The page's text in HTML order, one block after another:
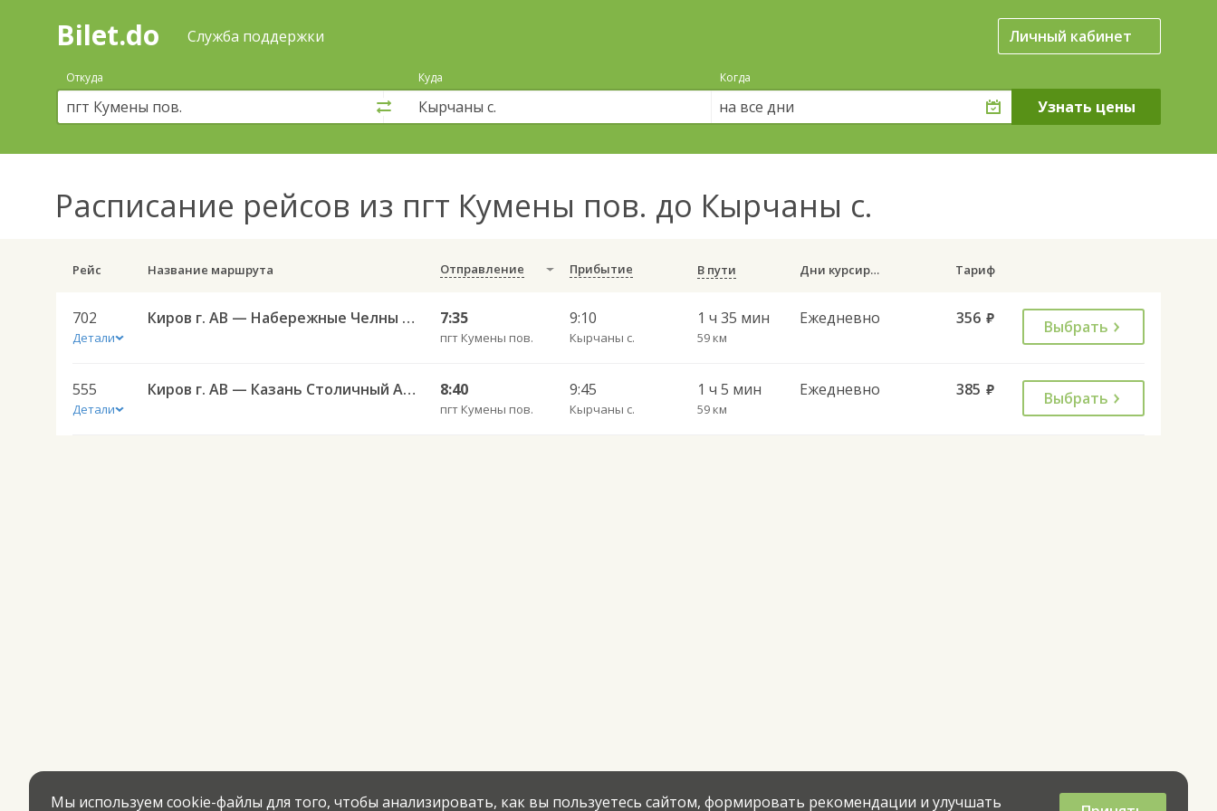
Поиск
покупка
билетов
автобус
онлайн
Bilet.do Служба поддержки Личный кабинет
Откуда Куда Когда
на все дни
Расписание рейсов из пгт Кумены пов. до Кырчаны с.
Рейс Название маршрута Отправление Прибытие В пути Дни курсирования Тариф
702
Детали
Киров г. АВ — Набережные Челны АВ 702 7:35
пгт Кумены пов.
9:10
Кырчаны с.
1 ч 35 мин
59 км
Ежедневно 356 руб. Выбрать
555
Детали
Киров г. АВ — Казань Столичный АВ 555 8:40
пгт Кумены пов.
9:45
Кырчаны с.
1 ч 5 мин
59 км
Ежедневно 385 руб. Выбрать
Мы используем cookie-файлы для того, чтобы анализировать, как вы пользуетесь сайтом, формировать рекомендации и улучшать